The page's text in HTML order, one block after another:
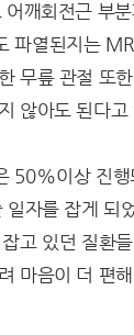
깨회전근 부
파열된지는
무릎 관절 또
않아도 된다고
50%이상 진
자를 잡게 되
고 있던 질환
마음이 더 편